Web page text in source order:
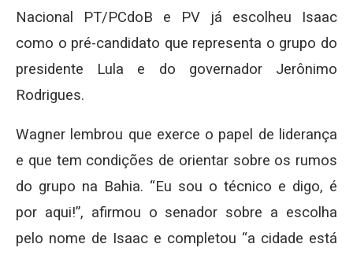
Nacional PT/PCdoB e PV já escolheu Isaac
como o pré-candidato que representa o grupo do
presidente Lula e do governador Jerônimo
Rodrigues.
Wagner lembrou que exerce o papel de liderança
e que tem condições de orientar sobre os rumos
do grupo na Bahia. “Eu sou o técnico e digo, é
por aqui!”, afirmou o senador sobre a escolha
pelo nome de Isaac e completou “a cidade está